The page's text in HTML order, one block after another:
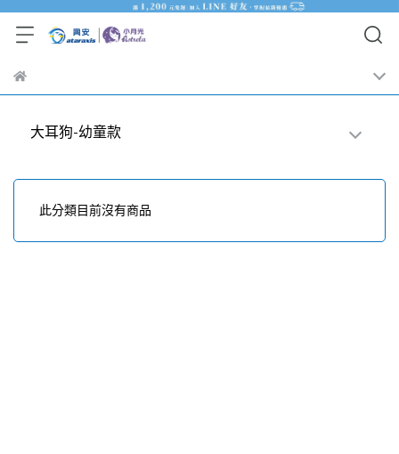
大耳狗-幼童款
此分類目前沒有商品